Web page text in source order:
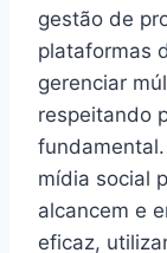
gestão de
plataformas
gerenciar
respeitando
mídia social
alcancem e
eficaz,